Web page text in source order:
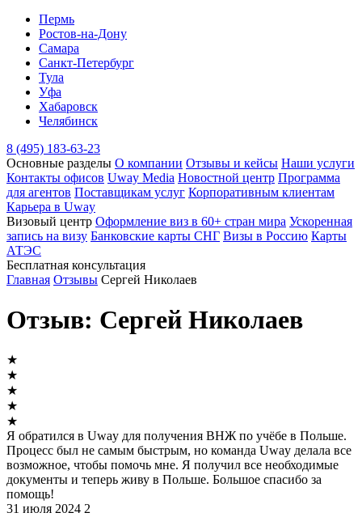
Пермь
Ростов-на-Дону
Самара
Санкт-Петербург
Тула
Уфа
Хабаровск
Челябинск
8 (495) 183-63-23
Основные разделы О компании Отзывы и кейсы Наши услуги
Контакты офисов Uway Media Новостной центр Программа
для агентов Поставщикам услуг Корпоративным клиентам
Карьера в Uway
Визовый центр Оформление виз в 60+ стран мира Ускоренная
запись на визу Банковские карты СНГ Визы в Россию Карты
АТЭС
Бесплатная консультация
Главная Отзывы Сергей Николаев
Отзыв: Сергей Николаев
★
★
★
★
★
Я обратился в Uway для получения ВНЖ по учёбе в Польше.
Процесс был не самым быстрым, но команда Uway делала все
возможное, чтобы помочь мне. Я получил все необходимые
документы и теперь живу в Польше. Большое спасибо за
помощь!
31 июля 2024 2